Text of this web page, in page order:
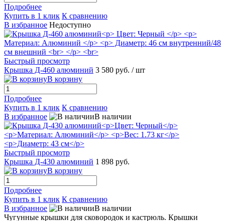
Подробнее
Купить в 1 клик К сравнению
В избранное Недоступно
Быстрый просмотр
Крышка Д-460 алюминий 3 580 руб. / шт
В корзину
Подробнее
Купить в 1 клик К сравнению
В избранное
В наличии
Быстрый просмотр
Крышка Д-430 алюминий 1 898 руб.
В корзину
Подробнее
Купить в 1 клик К сравнению
В избранное
В наличии
Чугунные крышки для сковородок и кастрюль. Крышки